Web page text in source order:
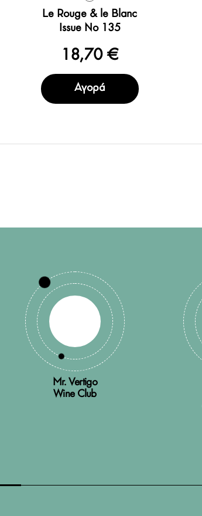
Le Rouge & le Blanc
Issue No 135
18,70 €
Αγορά
Mr. Vertigo
Wine Club